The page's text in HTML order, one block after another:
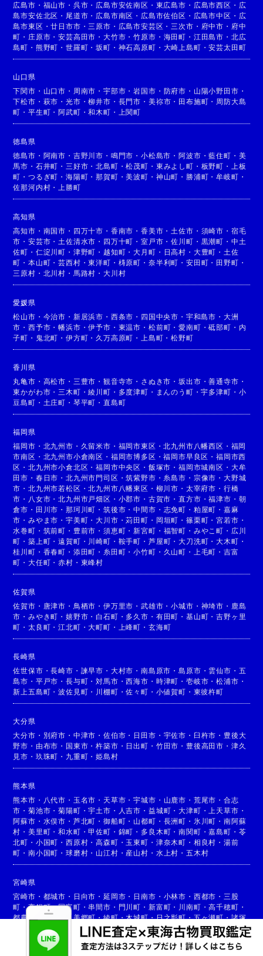
広島市 ・ 福山市 ・ 呉市 ・ 広島市安佐南区 ・ 東広島市 ・ 広島市西区 ・ 広
島市安佐北区 ・ 尾道市 ・ 広島市南区 ・ 広島市佐伯区 ・ 広島市中区 ・ 広
島市東区 ・廿日市市 ・ 三原市 ・ 広島市安芸区 ・ 三次市 ・ 府中市 ・ 府中
町 ・ 庄原市 ・安芸高田市 ・大竹市 ・竹原市 ・ 海田町 ・ 江田島市 ・ 北広
島町 ・ 熊野町 ・世羅町 ・坂町 ・ 神石高原町 ・ 大崎上島町 ・安芸太田町
山口県
下関市 ・ 山口市 ・ 周南市 ・宇部市 ・岩国市 ・ 防府市 ・ 山陽小野田市 ・
下松市 ・ 萩市 ・光市 ・柳井市 ・ 長門市 ・ 美祢市 ・ 田布施町 ・ 周防大島
町 ・平生町 ・阿武町 ・和木町 ・ 上関町
徳島県
徳島市 ・ 阿南市 ・ 吉野川市 ・ 鳴門市 ・小松島市 ・阿波市 ・藍住町 ・ 美
馬市 ・ 石井町 ・ 三好市 ・北島町 ・松茂町 ・ 東みよし町 ・ 板野町 ・
上板
町 ・つるぎ町 ・海陽町 ・那賀町 ・美波町 ・ 神山町 ・ 勝浦町 ・牟岐町 ・
佐那河内村 ・ 上勝町
高知県
高知市 ・ 南国市 ・ 四万十市 ・ 香南市 ・香美市 ・ 土佐市 ・ 須崎市 ・ 宿毛
市 ・安芸市 ・ 土佐清水市 ・ 四万十町 ・室戸市 ・佐川町 ・ 黒潮町 ・ 中土
佐町 ・ 仁淀川町 ・ 津野町 ・ 越知町 ・大月町 ・ 日高村 ・ 大豊町 ・ 土佐
町 ・本山町 ・芸西村 ・東洋町 ・ 梼原町 ・ 奈半利町 ・ 安田町 ・ 田野町 ・
三原村 ・ 北川村 ・ 馬路村 ・大川村
愛媛県
松山市 ・ 今治市 ・ 新居浜市 ・ 西条市 ・ 四国中央市 ・ 宇和島市 ・ 大洲
市 ・西予市 ・幡浜市 ・伊予市 ・ 東温市 ・ 松前町 ・愛南町 ・砥部町 ・ 内
子町 ・ 鬼北町 ・伊方町 ・ 久万高原町 ・ 上島町 ・松野町
香川県
丸亀市 ・ 高松市 ・ 三豊市 ・観音寺市 ・ さぬき市 ・坂出市 ・善通寺市 ・
東かがわ市 ・ 三木町 ・綾川町 ・ 多度津町 ・ まんのう町 ・宇多津町 ・ 小
豆島町 ・ 土庄町 ・ 琴平町 ・直島町
福岡県
福岡市 ・ 北九州市 ・ 久留米市 ・ 福岡市東区 ・北九州市八幡西区 ・ 福岡
市南区 ・ 北九州市小倉南区 ・ 福岡市博多区 ・福岡市早良区 ・福岡市西
区 ・北九州市小倉北区 ・福岡市中央区 ・ 飯塚市 ・福岡市城南区 ・ 大牟
田市 ・ 春日市 ・北九州市門司区 ・筑紫野市 ・ 糸島市 ・ 宗像市 ・ 大野城
市 ・北九州市若松区 ・北九州市八幡東区 ・ 柳川市 ・ 太宰府市 ・ 行橋
市 ・ 八女市 ・北九州市戸畑区 ・ 小郡市 ・ 古賀市 ・直方市 ・福津市 ・ 朝
倉市 ・ 田川市 ・那珂川町 ・筑後市 ・中間市 ・ 志免町 ・ 粕屋町 ・ 嘉麻
市 ・みやま市 ・宇美町 ・大川市 ・苅田町 ・ 岡垣町 ・ 篠栗町 ・宮若市 ・
水巻町 ・ 筑前町 ・ 豊前市 ・須恵町 ・新宮町 ・ 福智町 ・ みやこ町 ・ 広川
町 ・築上町 ・遠賀町 ・ 川崎町 ・ 鞍手町 ・ 芦屋町 ・大刀洗町 ・大木町 ・
桂川町 ・ 香春町 ・ 添田町 ・ 糸田町 ・小竹町 ・ 久山町 ・ 上毛町 ・ 吉富
町 ・大任町 ・赤村 ・ 東峰村
佐賀県
佐賀市 ・ 唐津市 ・ 鳥栖市 ・伊万里市 ・武雄市 ・小城市 ・ 神埼市 ・ 鹿島
市 ・みやき町 ・嬉野市 ・ 白石町 ・ 多久市 ・ 有田町 ・ 基山町 ・吉野ヶ里
町 ・太良町 ・江北町 ・大町町 ・ 上峰町 ・ 玄海町
長崎県
佐世保市 ・長崎市 ・ 諫早市 ・ 大村市 ・南島原市 ・島原市 ・ 雲仙市 ・ 五
島市 ・ 平戸市 ・長与町 ・対馬市 ・西海市 ・ 時津町 ・ 壱岐市 ・松浦市 ・
新上五島町 ・波佐見町 ・ 川棚町 ・佐々町 ・ 小値賀町 ・ 東彼杵町
大分県
大分市 ・ 別府市 ・ 中津市 ・佐伯市 ・ 日田市 ・ 宇佐市 ・ 臼杵市 ・ 豊後大
野市 ・ 由布市 ・ 国東市 ・杵築市 ・ 日出町 ・ 竹田市 ・ 豊後高田市 ・ 津久
見市 ・ 玖珠町 ・ 九重町 ・姫島村
熊本県
熊本市 ・ 八代市 ・ 玉名市 ・ 天草市 ・宇城市 ・ 山鹿市 ・ 荒尾市 ・ 合志
市 ・菊池市 ・菊陽町 ・宇土市 ・ 人吉市 ・ 益城町 ・大津町 ・ 上天草市 ・
阿蘇市 ・ 水俣市 ・ 芦北町 ・御船町 ・ 山都町 ・ 長洲町 ・ 氷川町 ・ 南阿蘇
村 ・美里町 ・和水町 ・甲佐町 ・ 錦町 ・ 多良木町 ・南関町 ・嘉島町 ・ 苓
北町 ・ 小国町 ・西原村 ・高森町 ・ 玉東町 ・ 津奈木町 ・ 相良村 ・ 湯前
町 ・南小国町 ・球磨村 ・ 山江村 ・ 産山村 ・ 水上村 ・ 五木村
宮崎県
宮崎市 ・ 都城市 ・ 日向市 ・延岡市 ・ 日南市 ・ 小林市 ・ 西都市 ・ 三股
町 ・高鍋町・国富町 ・ 串間市 ・ 門川町 ・ 新富町 ・ 川南町 ・高千穂町 ・
都農町
高原町 ・美郷町・綾町・木城町・日之影町・五ヶ瀬町・諸塚
椎葉村・ 西米良村